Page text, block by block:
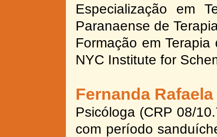
Especialização em
Paranaense de
Formação em
NYC Institute for
Fernanda
Psicóloga (CRP 08/
com período